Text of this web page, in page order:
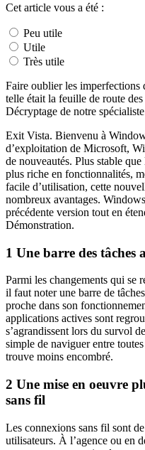
Cet article vous a été :
Peu utile
Utile
Très utile
Faire oublier les
telle était la feuille de route
Décryptage de notre
Exit Vista. Bienvenu à
d’exploitation de Microsoft,
de nouveautés. Plus stable
plus riche en fonctionnalités,
facile d’utilisation, cette
nombreux avantages.
précédente version tout en
Démonstration.
1 Une barre des tâches
Parmi les changements qui se
il faut noter une barre de
proche dans son
applications actives sont
s’agrandissent lors du survol
simple de naviguer entre
trouve moins encombré.
2 Une mise en oeuvre
sans fil
Les connexions sans fil sont
utilisateurs. À l’agence ou en